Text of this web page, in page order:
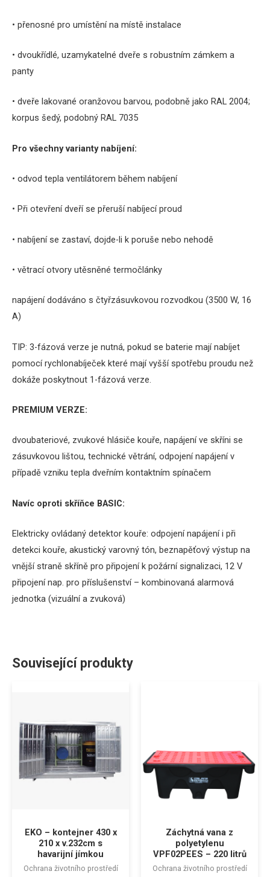
• přenosné pro umístění na místě instalace
• dvoukřídlé, uzamykatelné dveře s robustním zámkem a
panty
• dveře lakované oranžovou barvou, podobně jako RAL 2004;
korpus šedý, podobný RAL 7035
Pro všechny varianty nabíjení:
• odvod tepla ventilátorem během nabíjení
• Při otevření dveří se přeruší nabíjecí proud
• nabíjení se zastaví, dojde-li k poruše nebo nehodě
• větrací otvory utěsněné termočlánky
napájení dodáváno s čtyřzásuvkovou rozvodkou (3500 W, 16
A)
TIP: 3-fázová verze je nutná, pokud se baterie mají nabíjet
pomocí rychlonabíječek které mají vyšší spotřebu proudu než
dokáže poskytnout 1-fázová verze.
PREMIUM VERZE:
dvoubateriové, zvukové hlásiče kouře, napájení ve skříni se
zásuvkovou lištou, technické větrání, odpojení napájení v
případě vzniku tepla dveřním kontaktním spínačem
Navíc oproti skříňce BASIC:
Elektricky ovládaný detektor kouře: odpojení napájení i při
detekci kouře, akustický varovný tón, beznapěťový výstup na
vnější straně skříně pro připojení k požární signalizaci, 12 V
připojení nap. pro příslušenství – kombinovaná alarmová
jednotka (vizuální a zvuková)
Související produkty
EKO – kontejner 430 x
210 x v.232cm s
havarijní jímkou
Ochrana životního prostředí
Záchytná vana z
polyetylenu
VPF02PEES – 220 litrů
Ochrana životního prostředí